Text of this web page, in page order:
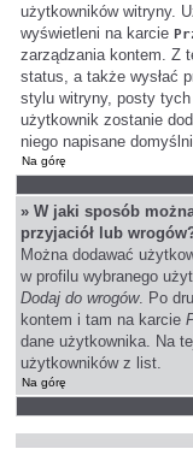
użytkowników witryny.
wyświetleni na karcie
zarządzania kontem. Z
status, a także wysłać
stylu witryny, posty
użytkownik zostanie
niego napisane
Na górę
» W jaki sposób
przyjaciół lub
Można dodawać
w profilu wybranego
Dodaj do wrogów. Po
kontem i tam na karcie
dane użytkownika. Na
użytkowników z list.
Na górę